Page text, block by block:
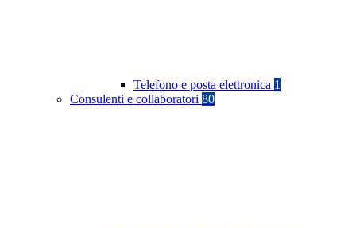
Telefono e posta elettronica 1
Consulenti e collaboratori 80